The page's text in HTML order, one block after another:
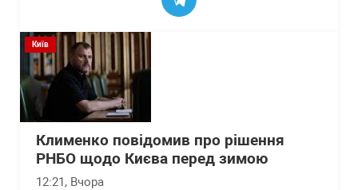
Київ
Клименко повідомив про рішення
РНБО щодо Києва перед зимою
12:21, Вчора